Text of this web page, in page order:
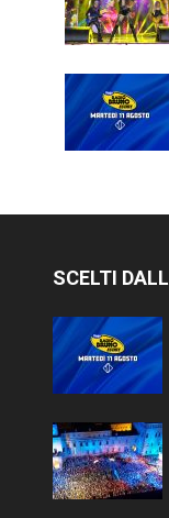
SCELTI